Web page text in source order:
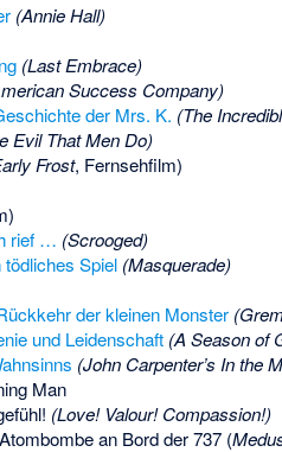
(Annie Hall)
(Last Embrace)
Success Company)
der Mrs. K. (The
Evil That Men Do)
Frost, Fernsehfilm)
rief … (Scrooged)
Spiel (Masquerade)
der kleinen Monster
und Leidenschaft (A Season of
(John Carpenter’s In the
Man
(Love! Valour! Compassion!)
an Bord der 737 (